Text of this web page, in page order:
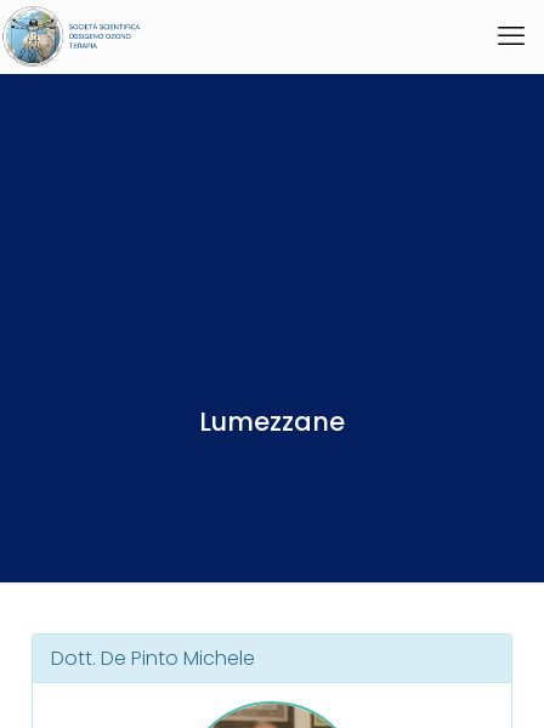
Lumezzane
Dott. De Pinto Michele